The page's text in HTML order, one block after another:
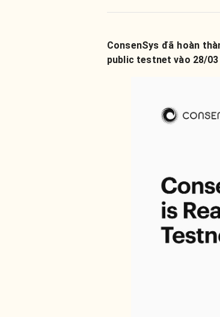
ConsenSys đã hoàn
public testnet vào 28/